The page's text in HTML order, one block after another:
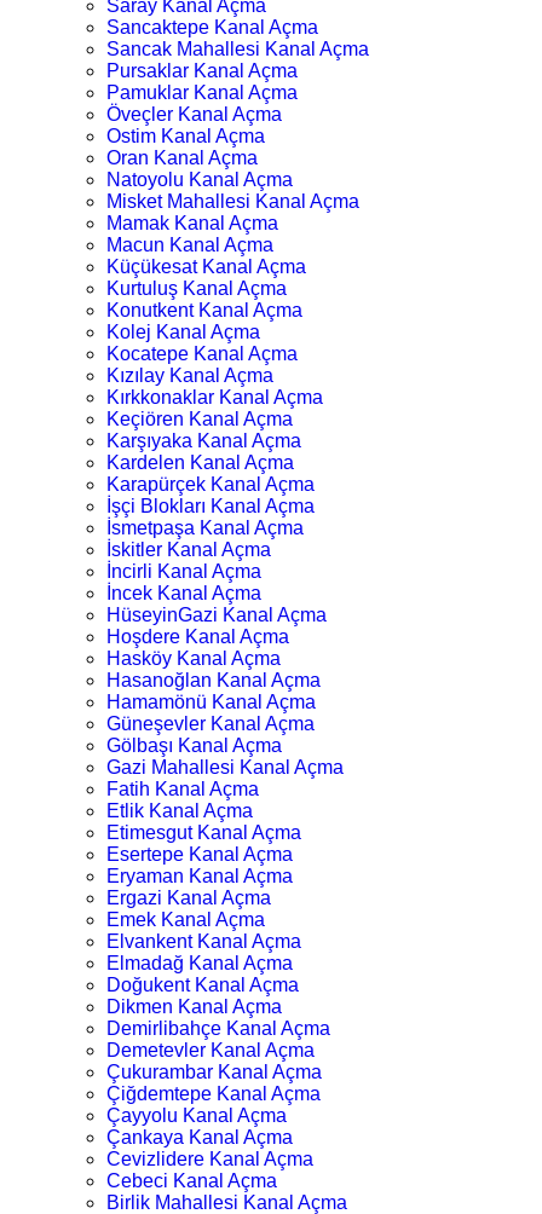
Saray Kanal Açma
Sancaktepe Kanal Açma
Sancak Mahallesi Kanal Açma
Pursaklar Kanal Açma
Pamuklar Kanal Açma
Öveçler Kanal Açma
Ostim Kanal Açma
Oran Kanal Açma
Natoyolu Kanal Açma
Misket Mahallesi Kanal Açma
Mamak Kanal Açma
Macun Kanal Açma
Küçükesat Kanal Açma
Kurtuluş Kanal Açma
Konutkent Kanal Açma
Kolej Kanal Açma
Kocatepe Kanal Açma
Kızılay Kanal Açma
Kırkkonaklar Kanal Açma
Keçiören Kanal Açma
Karşıyaka Kanal Açma
Kardelen Kanal Açma
Karapürçek Kanal Açma
İşçi Blokları Kanal Açma
İsmetpaşa Kanal Açma
İskitler Kanal Açma
İncirli Kanal Açma
İncek Kanal Açma
HüseyinGazi Kanal Açma
Hoşdere Kanal Açma
Hasköy Kanal Açma
Hasanoğlan Kanal Açma
Hamamönü Kanal Açma
Güneşevler Kanal Açma
Gölbaşı Kanal Açma
Gazi Mahallesi Kanal Açma
Fatih Kanal Açma
Etlik Kanal Açma
Etimesgut Kanal Açma
Esertepe Kanal Açma
Eryaman Kanal Açma
Ergazi Kanal Açma
Emek Kanal Açma
Elvankent Kanal Açma
Elmadağ Kanal Açma
Doğukent Kanal Açma
Dikmen Kanal Açma
Demirlibahçe Kanal Açma
Demetevler Kanal Açma
Çukurambar Kanal Açma
Çiğdemtepe Kanal Açma
Çayyolu Kanal Açma
Çankaya Kanal Açma
Cevizlidere Kanal Açma
Cebeci Kanal Açma
Birlik Mahallesi Kanal Açma